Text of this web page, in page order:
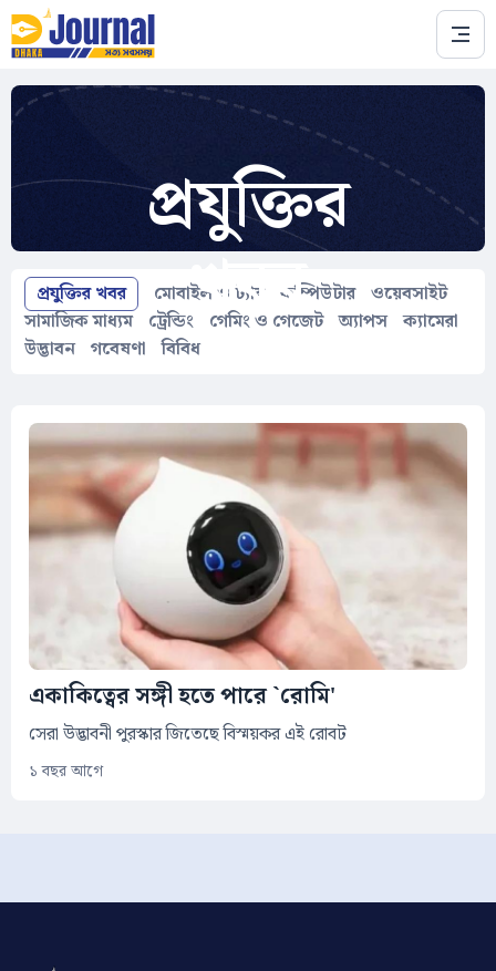
Skip to main content
প্রযুক্তির
খবর
প্রযুক্তির খবর মোবাইল ও ট্যাব কম্পিউটার ওয়েবসাইট
সামাজিক মাধ্যম ট্রেন্ডিং গেমিং ও গেজেট অ্যাপস ক্যামেরা
উদ্ভাবন গবেষণা বিবিধ
একাকিত্বের সঙ্গী হতে পারে `রোমি'
সেরা উদ্ভাবনী পুরস্কার জিতেছে বিস্ময়কর এই রোবট
১ বছর আগে